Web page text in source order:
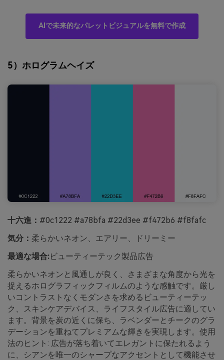
AIで未来的なパレットビジュアルを無料で作成
5）ホログラムヘイズ
十六進： #0c1222 #a78bfa #22d3ee #f472b6 #f8fafc
気分： 柔らかいネオン、エアリー、ドリーミー
最適な場合:ビューティーテック製品広告
柔らかいネオンと風通しが良く、さまざまな角度から光を
捉えるホログラフィックフィルムのような感触です。厳し
いコントラストなくモダンさを求めるビューティーテッ
ク、スキンケアデバイス、ライフスタイル広告に適してい
ます。背景を炭の近くに保ち、ラベンダーとチークのグラ
デーションを重ねてプレミアムな輝きを実現します。使用
法のヒント: 広告が落ち着いてエレガントに保たれるよう
に、シアンを唯一のシャープなアクセントとして機能させ